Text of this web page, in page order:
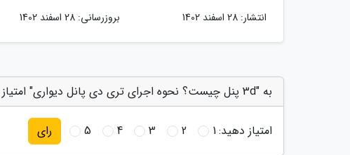
انتشار: 28 اسفند 1402 بروزرسانی: 28 اسفند 1402
به "3d پنل چیست؟ نحوه اجرای تری دی پانل دیواری" امتیاز دهید
امتیاز دهید:1
2
3
4
5 رای